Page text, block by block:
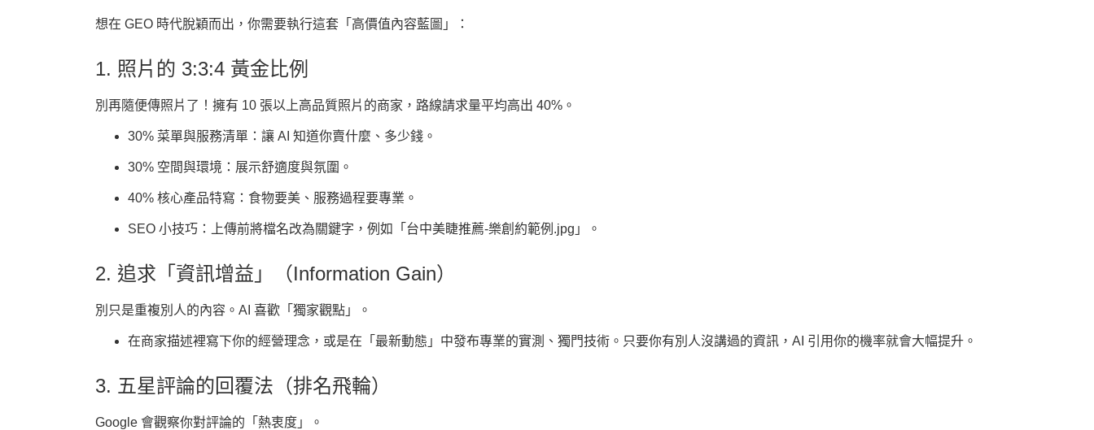
想在 GEO 時代脫穎而出，你需要執行這套「高價值內容藍圖」：
1. 照片的 3:3:4 黃金比例
別再隨便傳照片了！擁有 10 張以上高品質照片的商家，路線請求量平均高出 40%。
30% 菜單與服務清單 ：讓 AI 知道你賣什麼、多少錢。
30% 空間與環境 ：展示舒適度與氛圍。
40% 核心產品特寫 ：食物要美、服務過程要專業。
SEO 小技巧 ：上傳前將檔名改為關鍵字，例如「台中美睫推薦-樂創約範例.jpg」。
2. 追求「資訊增益」（Information Gain）
別只是重複別人的內容。AI 喜歡「獨家觀點」。
在商家描述裡寫下你的經營理念，或是在「最新動態」中發布專業的實測、獨門技術。只要你有別人沒講過的資訊，AI 引用你的機率就會大幅提升。
3. 五星評論的回覆法（排名飛輪）
Google 會觀察你對評論的「熱衷度」。